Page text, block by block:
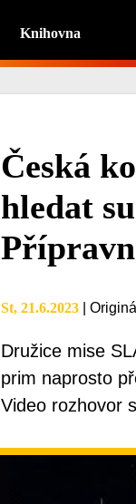
Knihovna
Česká
hledat
St, 21.6.2023
Družice mise
prim naprosto
Video rozhovor